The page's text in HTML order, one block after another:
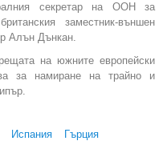
секретар на ООН за
заместник-външен
Алън Дънкан.
на южните европейски
за намиране на трайно и
Испания
Гърция